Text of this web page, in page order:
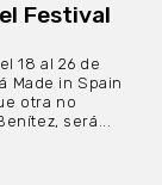
Festival
18 al 26 de
Made in Spain
otra no
será...